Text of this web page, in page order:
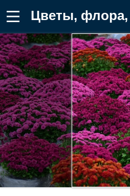
Цветы, флора, природа, сад,